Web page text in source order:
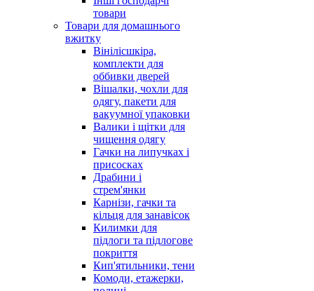
товари
Товари для домашнього
вжитку
Вінілісшкіра,
комплекти для
оббивки дверей
Вішалки, чохли для
одягу, пакети для
вакуумної упаковки
Валики і щітки для
чищення одягу
Гачки на липучках і
присосках
Драбини і
стрем'янки
Карнізи, гачки та
кільця для занавісок
Килимки для
підлоги та підлогове
покриття
Кип'ятильники, тени
Комоди, етажерки,